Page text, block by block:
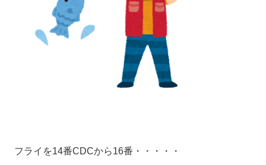
フライを14番CDCから16番・・・・・